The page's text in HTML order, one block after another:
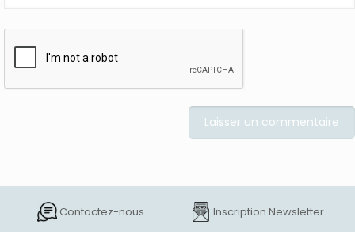
Contactez-nous
Inscription Newsletter